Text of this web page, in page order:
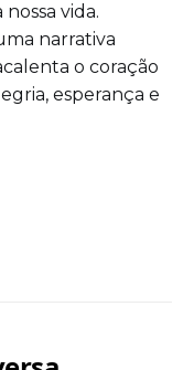
vida.
narrativa
o coração
esperança e